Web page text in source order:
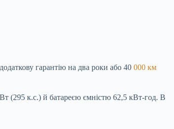
гарантію на два роки або 40 000 км
(295 к.с.) й батареєю ємністю 62,5 кВт-год. В